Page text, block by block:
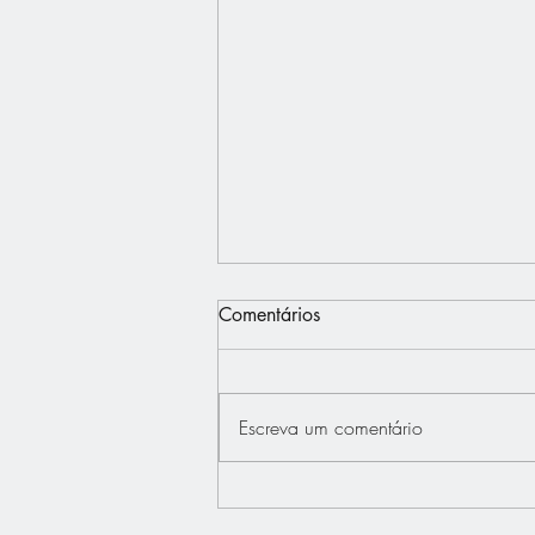
Interview - Français.Press -
Comentários
Escreva um comentário